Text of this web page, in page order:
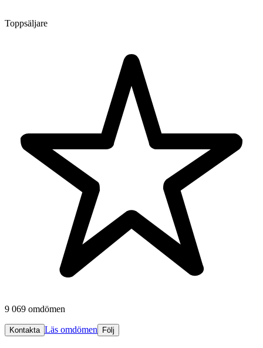
Toppsäljare
9 069 omdömen
Kontakta Läs omdömen Följ